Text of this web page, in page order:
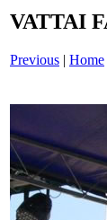
VATTAI
Previous | Home